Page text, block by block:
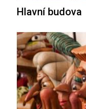
Hlavní budova